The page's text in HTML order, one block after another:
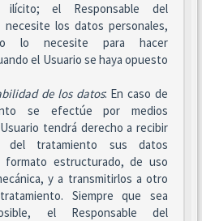
ilícito; el Responsable del
los datos personales,
lo necesite para hacer
el Usuario se haya opuesto
de los datos: En caso de
se efectúe por medios
tendrá derecho a recibir
del tratamiento sus datos
formato estructurado, de uso
y a transmitirlos a otro
Siempre que sea
el Responsable del